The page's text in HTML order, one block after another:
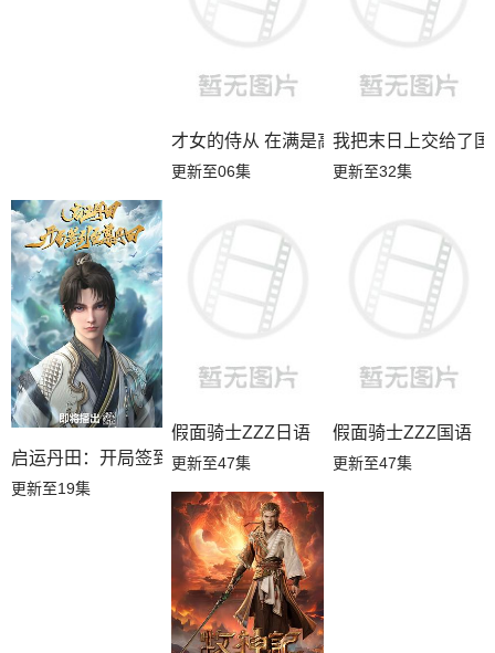
才女的侍从 在满是高岭之花的贵族学校
更新至06集
我把末日上交给了国
更新至32集
启运丹田：开局签到至尊丹田
更新至19集
假面骑士ZZZ日语
更新至47集
假面骑士ZZZ国语
更新至47集